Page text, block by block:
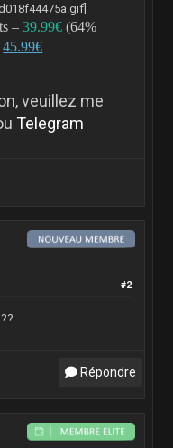
–39.99€ (64%
45.99€
veuillez me
Telegram
#2
Répondre